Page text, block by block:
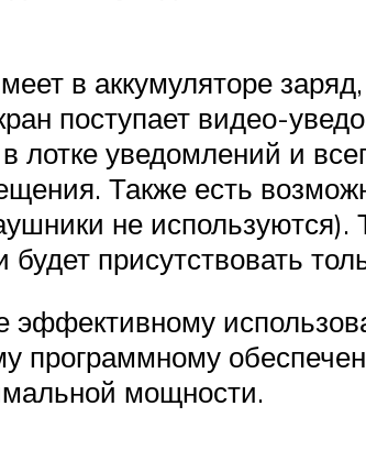
в аккумуляторе
поступает видео-
лотке уведомлений и
Также есть
не
присутствовать
эффективному
программному
мощности.